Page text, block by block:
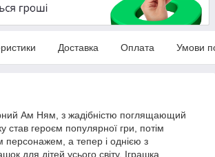
Доставка Оплата Умови
Ам Ням, з жадібністю поглящающий
став героєм популярної гри, потім
персонажем, а тепер і однією з
для дітей усього світу. Іграшка